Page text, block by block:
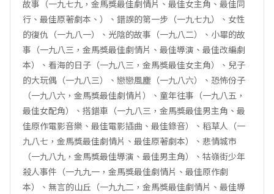
故事（一九七九，金馬獎最佳劇情片、最佳女主角、最佳同
行、最佳原著劇本、）、錯誤的第一步（一九七九）、女性
的復仇（一九八一）、光陰的故事（一九八二）、小畢的故
事（一九八三，金馬獎最佳劇情片、最佳導演、最佳改編劇
本）、看海的日子（一九八三，金馬獎最佳女主角）、兒子
的大玩偶（一九八三）、戀戀風塵（一九八六）、恐怖份子
（一九八六，金馬獎最佳劇情片）、童年往事（一九八五，
最佳女配角）、搭錯車（一九八三，金馬獎最佳男主角、最
佳原作電影音樂、最佳電影插曲、最佳錄音）、稻草人（一
九八七，金馬獎最佳劇情片、最佳原著劇本）、悲情城市
（一九八九，金馬獎最佳導演、最佳男主角）、牯嶺街少年
殺人事件（一九九一，金馬獎最佳劇情片、最佳原作劇
本）、無言的山丘（一九九二，金馬獎最佳劇情片、最佳導